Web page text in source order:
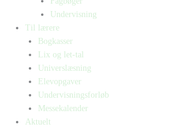
Undervisning
Til lærere
Bogkasser
Lix og let-tal
Universlæsning
Elevopgaver
Undervisningsforløb
Messekalender
Aktuelt